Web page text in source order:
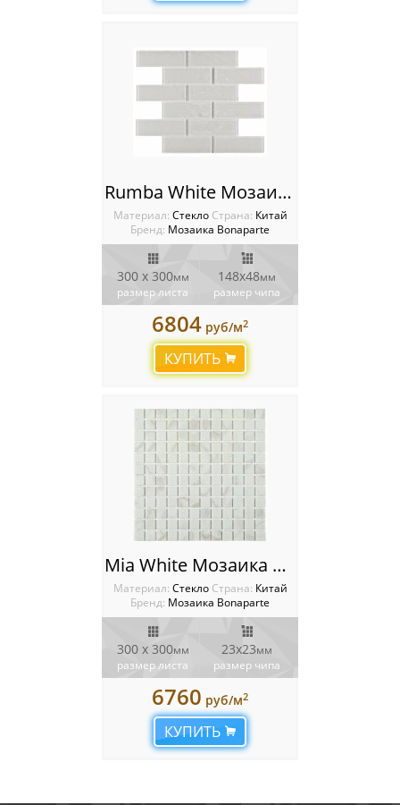
Rumba White Мозаика Bonaparte
Материал: Стекло Cтрана: Китай
Бренд: Мозаика Bonaparte
300 x 300мм
размер листа
148х48мм
размер чипа
6804 руб/м2
КУПИТЬ
Mia White Мозаика Bonaparte
Материал: Стекло Cтрана: Китай
Бренд: Мозаика Bonaparte
300 x 300мм
размер листа
23х23мм
размер чипа
6760 руб/м2
КУПИТЬ